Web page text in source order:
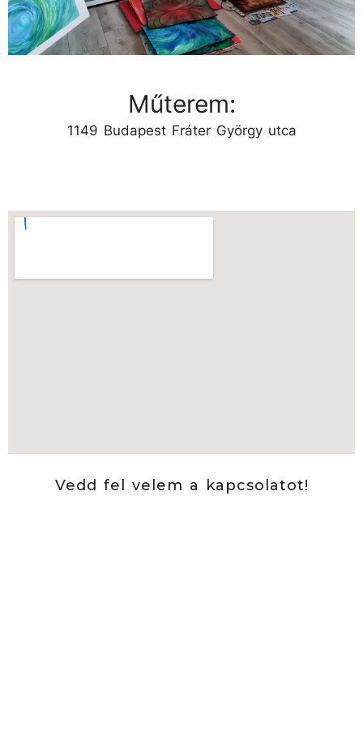
Műterem:
1149 Budapest Fráter György utca
Vedd fel velem a kapcsolatot!